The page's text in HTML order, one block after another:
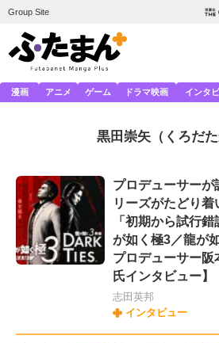
Group Site
漫画 アニメ ゲーム ドラマ映画 インタ
黒田崇矢 （くろだ
プロデューサー
リーズがたどり
「初期から試行
が如く極3／龍が
プロデューサー
氏インタビュー】
志田英邦
インタビュー